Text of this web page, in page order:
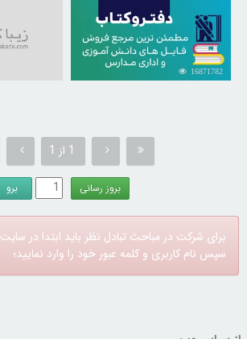
16871782
1 از 1
برای شرکت در مباحث تبادل نظر باید ابتدا در سایت
سپس نام کاربری و کلمه عبور خود را وارد نمایید؛